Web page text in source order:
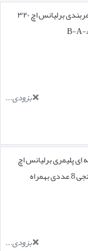
زنجیر چرخ کمربندی برلیانس اچ ۳۲۰
بزودی...
ای پلیمری برلیانس اچ
۳۲۰ h320 نارنجی 8 عددی بهمراه
بزودی...